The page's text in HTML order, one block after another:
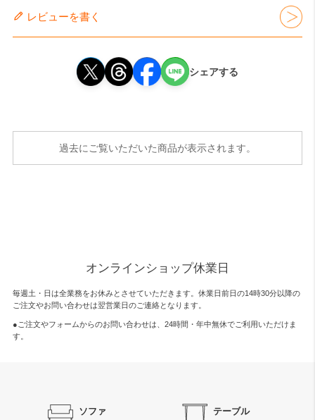
レビューを書く
シェアする
過去にご覧いただいた商品が表示されます。
オンラインショップ休業日
毎週土・日は全業務をお休みとさせていただきます。休業日前日の14時30分以降の
ご注文やお問い合わせは翌営業日のご連絡となります。
●ご注文やフォームからのお問い合わせは、 24時間・年中無休でご利用いただけま
す。
ソファ テーブル